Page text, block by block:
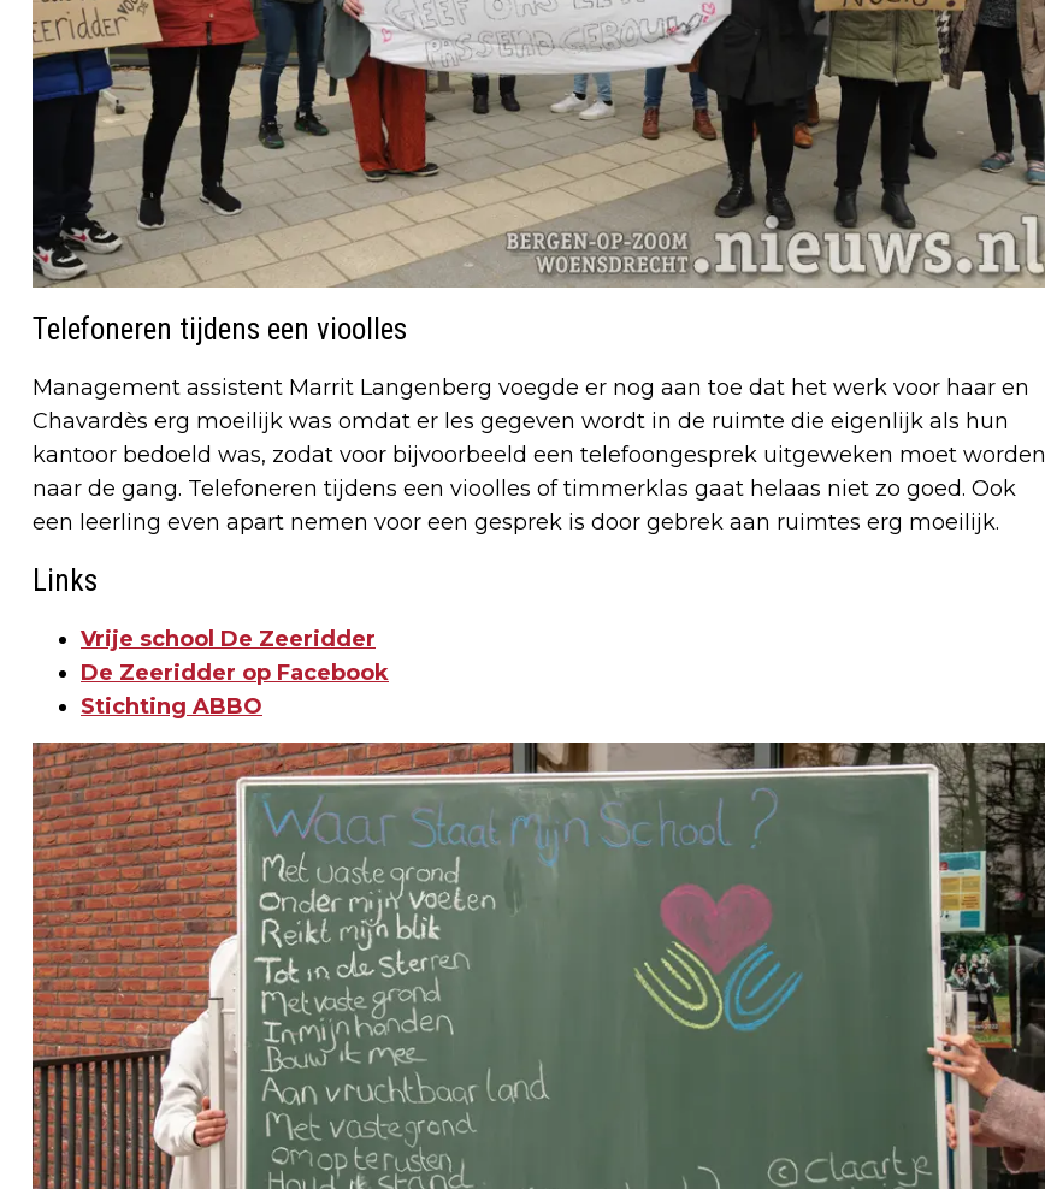
Telefoneren tijdens een vioolles
Management assistent Marrit Langenberg voegde er nog aan toe dat het werk voor haar en
Chavardès erg moeilijk was omdat er les gegeven wordt in de ruimte die eigenlijk als hun
kantoor bedoeld was, zodat voor bijvoorbeeld een telefoongesprek uitgeweken moet worden
naar de gang. Telefoneren tijdens een vioolles of timmerklas gaat helaas niet zo goed. Ook
een leerling even apart nemen voor een gesprek is door gebrek aan ruimtes erg moeilijk.
Links
Vrije school De Zeeridder
De Zeeridder op Facebook
Stichting ABBO